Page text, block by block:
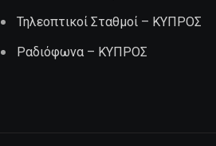
Τηλεοπτικοί Σταθμοί – ΚΥΠΡΟΣ
Ραδιόφωνα – ΚΥΠΡΟΣ